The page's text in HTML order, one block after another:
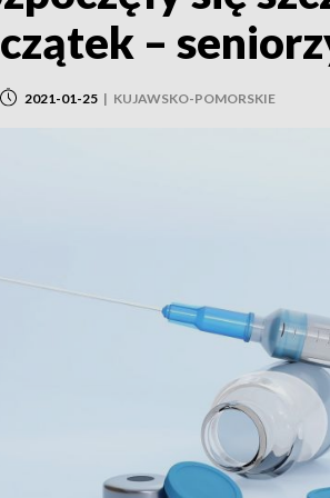
–
2021-01-25 | KUJAWSKO-POMORSKIE